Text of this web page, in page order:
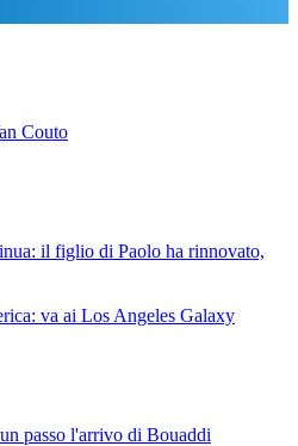
Couto
il figlio di Paolo ha rinnovato,
va ai Los Angeles Galaxy
passo l'arrivo di Bouaddi